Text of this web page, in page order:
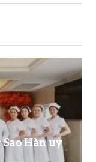
Hàn uy